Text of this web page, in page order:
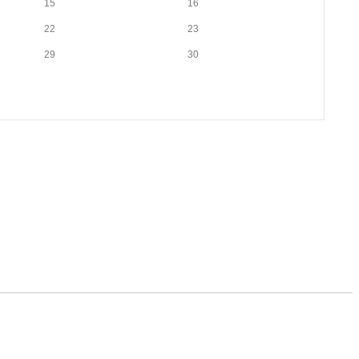
15 16
22 23
29 30